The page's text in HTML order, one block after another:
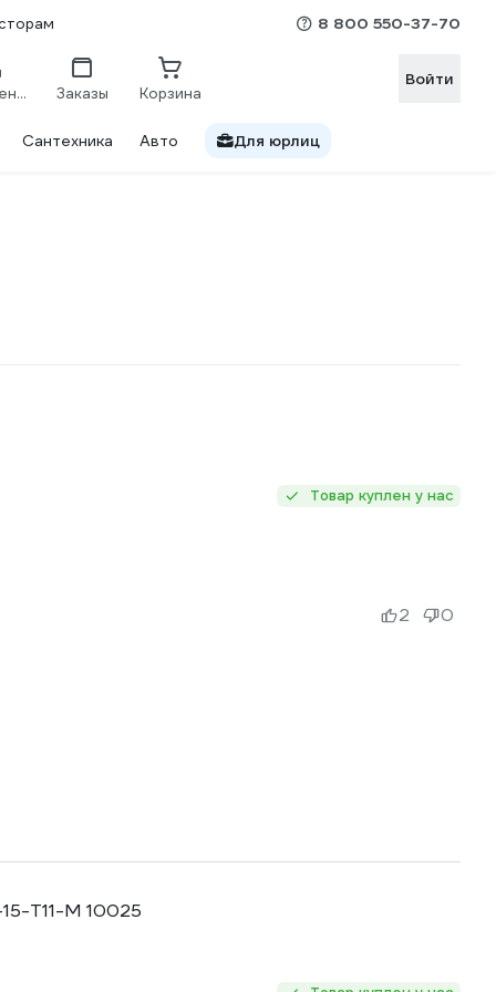
8 800 550-37-70
Сравнение Заказы Корзина
Войти
Сантехника Авто Для юрлиц
Товар куплен у нас
2 0
T11-M 10025